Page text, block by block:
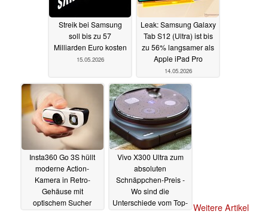
Streik bei Samsung
soll bis zu 57
Milliarden Euro kosten
15.05.2026
Leak: Samsung Galaxy
Tab S12 (Ultra) ist bis
zu 56% langsamer als
Apple iPad Pro
14.05.2026
Insta360 Go 3S hüllt
moderne Action-
Kamera in Retro-
Gehäuse mit
optischem Sucher
Vivo X300 Ultra zum
absoluten
Schnäppchen-Preis -
Wo sind die
Unterschiede vom Top- Weitere Artikel